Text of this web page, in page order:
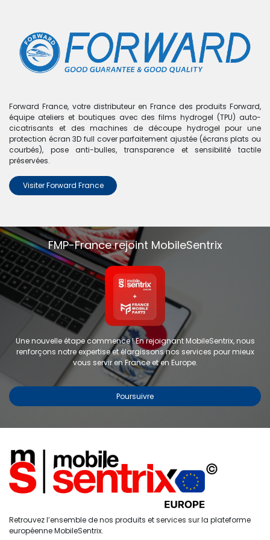
Étiquettes
Accueil Recherche
0
Compte
Boutique 0 articles trouvés.
Nous n'avons trouvé aucun
produit !
Aucun produit défini dans la catégorieRealme Q3 Pro.
Forward France, votre distributeur en France des produits Forward,
équipe ateliers et boutiques avec des films hydrogel (TPU) auto-
cicatrisants et des machines de découpe hydrogel pour une
protection écran 3D full cover parfaitement ajustée (écrans plats ou
courbés), pose anti-bulles, transparence et sensibilité tactile
préservées.
Visiter Forward France
FMP-France rejoint MobileSentrix
Une nouvelle étape commence ! En rejoignant MobileSentrix, nous
renforçons notre expertise et élargissons nos services pour mieux
vous servir en France et en Europe.
Poursuivre
Retrouvez l’ensemble de nos produits et services sur la plateforme
européenne MobileSentrix.
Copyright © 2024 FMP-France. Tous droits réservés